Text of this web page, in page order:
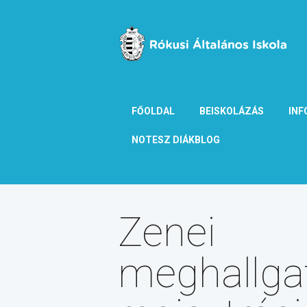
FŐOLDAL BEISKOLÁZÁS
NOTESZ DIÁKBLOG
Zenei